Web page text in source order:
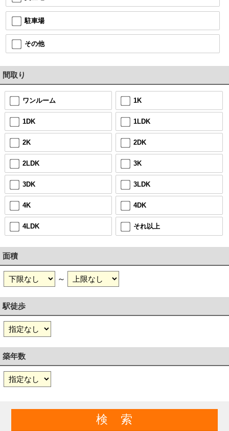
駐車場
その他
間取り
ワンルーム 1K
1DK 1LDK
2K 2DK
2LDK 3K
3DK 3LDK
4K 4DK
4LDK それ以上
面積
～
駅徒歩
築年数